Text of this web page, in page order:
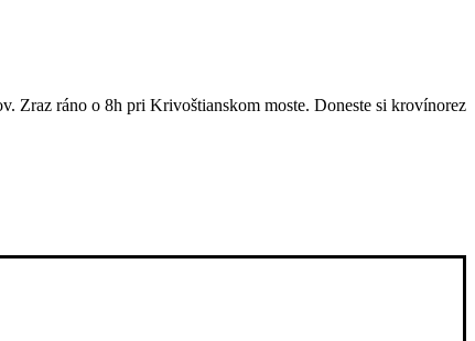
Zraz ráno o 8h pri Krivoštianskom moste. Doneste si krovínorez